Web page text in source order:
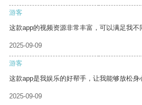
游客
这款app的视频资源非常丰富，可以满足我不
2025-09-09
游客
这款app是我娱乐的好帮手，让我能够放松身
2025-09-09